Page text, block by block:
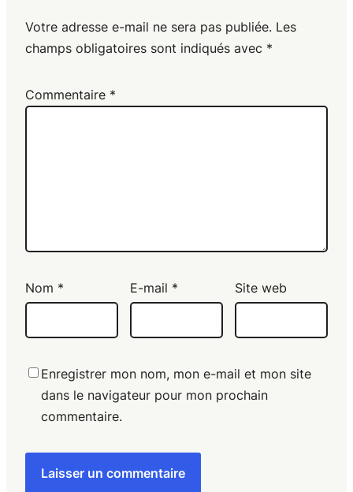
Votre adresse e-mail ne sera pas publiée. Les
champs obligatoires sont indiqués avec *
Commentaire *
Nom * E-mail * Site web
Enregistrer mon nom, mon e-mail et mon site
dans le navigateur pour mon prochain
commentaire.